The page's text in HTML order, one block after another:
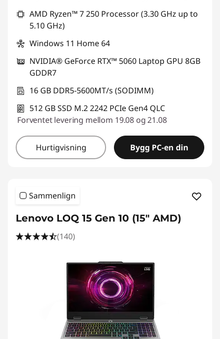
AMD Ryzen™ 7 250 Processor (3.30 GHz up to
5.10 GHz)
Windows 11 Home 64
NVIDIA® GeForce RTX™ 5060 Laptop GPU 8GB
GDDR7
16 GB DDR5-5600MT/s (SODIMM)
512 GB SSD M.2 2242 PCIe Gen4 QLC
Forventet levering mellom 19.08 og 21.08
Hurtigvisning Bygg PC-en din
Sammenlign
Lenovo LOQ 15 Gen 10 (15" AMD)
(140)